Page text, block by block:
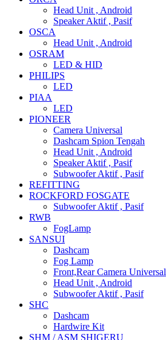
Head Unit , Android
Speaker Aktif , Pasif
OSCA
Head Unit , Android
OSRAM
LED & HID
PHILIPS
LED
PIAA
LED
PIONEER
Camera Universal
Dashcam Spion Tengah
Head Unit , Android
Speaker Aktif , Pasif
Subwoofer Aktif , Pasif
REFITTING
ROCKFORD FOSGATE
Subwoofer Aktif , Pasif
RWB
FogLamp
SANSUI
Dashcam
Fog Lamp
Front,Rear Camera Universal
Head Unit , Android
Subwoofer Aktif , Pasif
SHC
Dashcam
Hardwire Kit
SHM / ASM SHIGERU